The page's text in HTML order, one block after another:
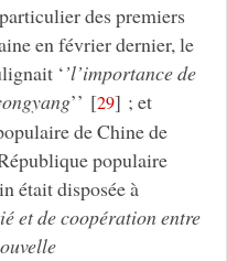
des premiers
en février dernier, le
‘’l’importance de
’’ [29] ; et
de Chine de
populaire
était disposée à
et de coopération entre